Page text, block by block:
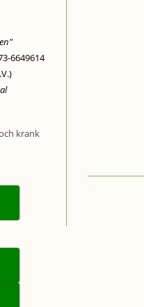
6649614